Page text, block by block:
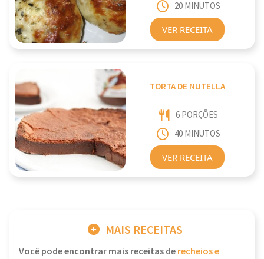
20 MINUTOS
VER RECEITA
TORTA DE NUTELLA
6 PORÇÕES
40 MINUTOS
VER RECEITA
MAIS RECEITAS
Você pode encontrar mais receitas derecheios e